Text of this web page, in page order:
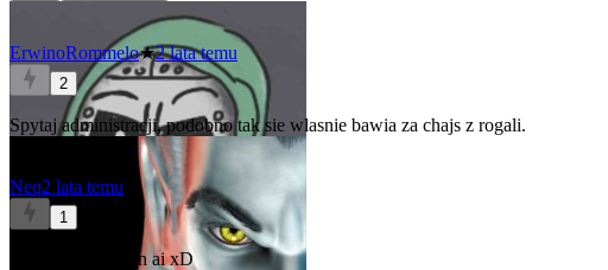
ErwinoRommelo★2 lata temu
2
Spytaj administracji, podobno tak sie wlasnie bawia za chajs z rogali.
Neq2 lata temu
1
@Tylko_Sewerynai xD